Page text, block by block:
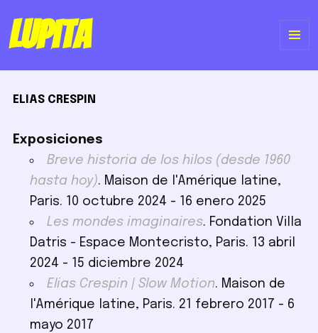
Lupita
ELIAS CRESPIN
Exposiciones
Breve historia de los hilos (desde 1960
hasta hoy). Maison de l'Amérique latine,
Paris. 10 octubre 2024 - 16 enero 2025
Les mondes imaginaires. Fondation Villa
Datris - Espace Montecristo, Paris. 13 abril
2024 - 15 diciembre 2024
Elias Crespin | Slow Motion. Maison de
l'Amérique latine, Paris. 21 febrero 2017 - 6
mayo 2017